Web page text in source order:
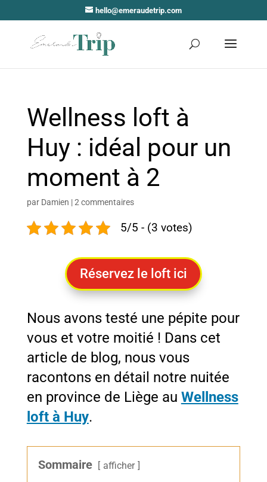
hello@emeraudetrip.com
Wellness loft à
Huy : idéal pour un
moment à 2
par Damien |2 commentaires
5/5 - (3 votes)
Réservez le loft ici
Nous avons testé une pépite pour
vous et votre moitié ! Dans cet
article de blog, nous vous
racontons en détail notre nuitée
en province de Liège au Wellness
loft à Huy.
Sommaire afficher